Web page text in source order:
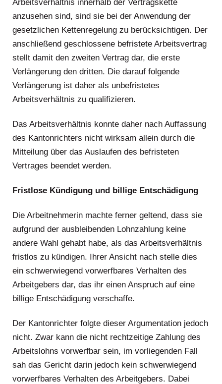
Arbeitsverhältnis innerhalb der Vertragskette
anzusehen sind, sind sie bei der Anwendung der
gesetzlichen Kettenregelung zu berücksichtigen. Der
anschließend geschlossene befristete Arbeitsvertrag
stellt damit den zweiten Vertrag dar, die erste
Verlängerung den dritten. Die darauf folgende
Verlängerung ist daher als unbefristetes
Arbeitsverhältnis zu qualifizieren.
Das Arbeitsverhältnis konnte daher nach Auffassung
des Kantonrichters nicht wirksam allein durch die
Mitteilung über das Auslaufen des befristeten
Vertrages beendet werden.
Fristlose Kündigung und billige Entschädigung
Die Arbeitnehmerin machte ferner geltend, dass sie
aufgrund der ausbleibenden Lohnzahlung keine
andere Wahl gehabt habe, als das Arbeitsverhältnis
fristlos zu kündigen. Ihrer Ansicht nach stelle dies
ein schwerwiegend vorwerfbares Verhalten des
Arbeitgebers dar, das ihr einen Anspruch auf eine
billige Entschädigung verschaffe.
Der Kantonrichter folgte dieser Argumentation jedoch
nicht. Zwar kann die nicht rechtzeitige Zahlung des
Arbeitslohns vorwerfbar sein, im vorliegenden Fall
sah das Gericht darin jedoch kein schwerwiegend
vorwerfbares Verhalten des Arbeitgebers. Dabei